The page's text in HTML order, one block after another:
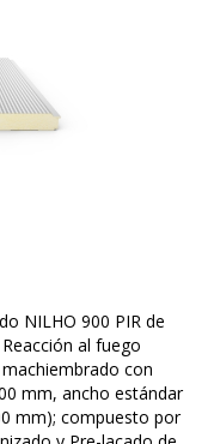
NILHO 900 PIR de
al fuego
con
mm, ancho estándar
mm); compuesto por